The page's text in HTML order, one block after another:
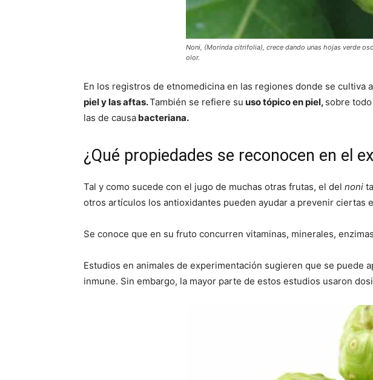
Noni, (Morinda citrifolia), crece dando unas hojas verde
olor.
En los registros de etnomedicina en las regiones donde se cultiva
piel y las aftas.También se refiere su uso tópico en piel, sobre
las de causa bacteriana.
¿Qué propiedades se reconocen en el
Tal y como sucede con el jugo de muchas otras frutas, el del noni
otros artículos los antioxidantes pueden ayudar a prevenir ciertas
Se conoce que en su fruto concurren vitaminas, minerales,
Estudios en animales de experimentación sugieren que se puede
inmune. Sin embargo, la mayor parte de estos estudios usaron